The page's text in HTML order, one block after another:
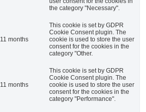
the category "Necessary".
11 months
This cookie is set by GDPR
Cookie Consent plugin. The
cookie is used to store the user
consent for the cookies in the
category "Other.
11 months
This cookie is set by GDPR
Cookie Consent plugin. The
cookie is used to store the user
consent for the cookies in the
category "Performance".